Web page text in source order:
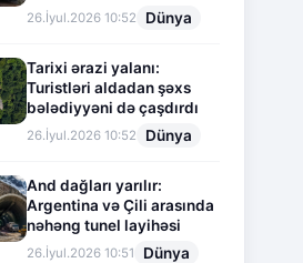
26.İyul.2026 10:52 Dünya
Tarixi ərazi yalanı:
Turistləri aldadan şəxs
bələdiyyəni də çaşdırdı
26.İyul.2026 10:52 Dünya
And dağları yarılır:
Argentina və Çili arasında
nəhəng tunel layihəsi
26.İyul.2026 10:51 Dünya